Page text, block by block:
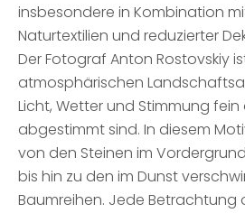
insbesondere in Kombination
Naturtextilien und reduzierter
Der Fotograf Anton Rostovskiy
atmosphärischen
Licht, Wetter und Stimmung
abgestimmt sind. In diesem
von den Steinen im
bis hin zu den im Dunst
Baumreihen. Jede